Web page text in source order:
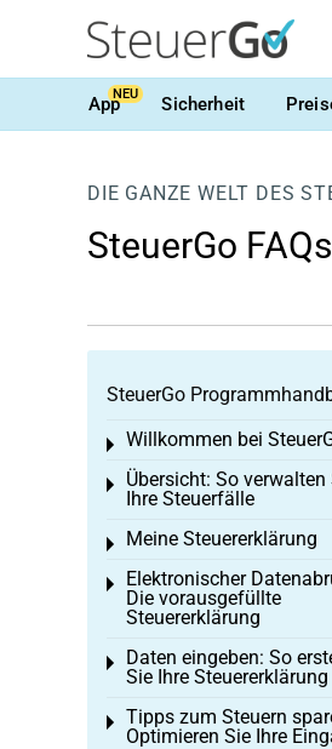
AppNEU Sicherheit
DIE GANZE WELT DES
SteuerGo FAQs
SteuerGo
Willkommen bei
Toggle menu
Übersicht: So verwalten
Ihre Steuerfälle
Toggle menu
Meine Steuererklärung
Toggle menu
Elektronischer
Die vorausgefüllte
Steuererklärung
Toggle menu
Daten eingeben: So
Sie Ihre Steuererklärung
Toggle menu
Tipps zum Steuern
Optimieren Sie Ihre
Toggle menu